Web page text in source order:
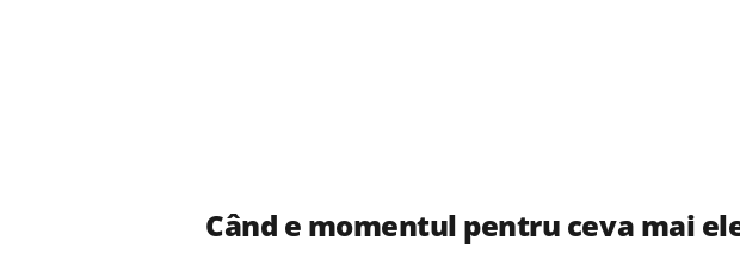
Când e momentul pentru ceva mai